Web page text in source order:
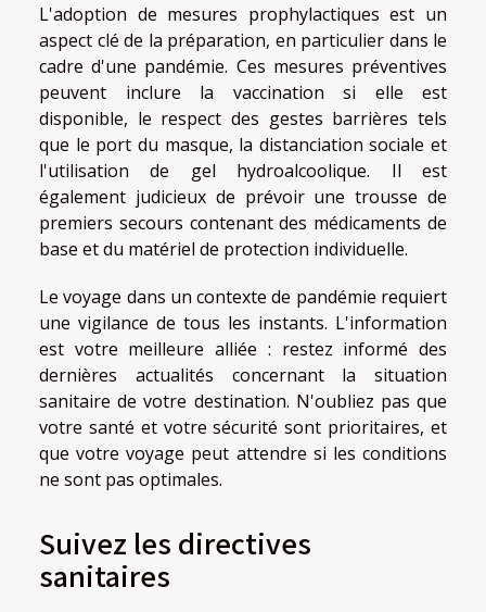
L'adoption de mesures prophylactiques est un
aspect clé de la préparation, en particulier dans le
cadre d'une pandémie. Ces mesures préventives
peuvent inclure la vaccination si elle est
disponible, le respect des gestes barrières tels
que le port du masque, la distanciation sociale et
l'utilisation de gel hydroalcoolique. Il est
également judicieux de prévoir une trousse de
premiers secours contenant des médicaments de
base et du matériel de protection individuelle.
Le voyage dans un contexte de pandémie requiert
une vigilance de tous les instants. L'information
est votre meilleure alliée : restez informé des
dernières actualités concernant la situation
sanitaire de votre destination. N'oubliez pas que
votre santé et votre sécurité sont prioritaires, et
que votre voyage peut attendre si les conditions
ne sont pas optimales.
Suivez les directives
sanitaires